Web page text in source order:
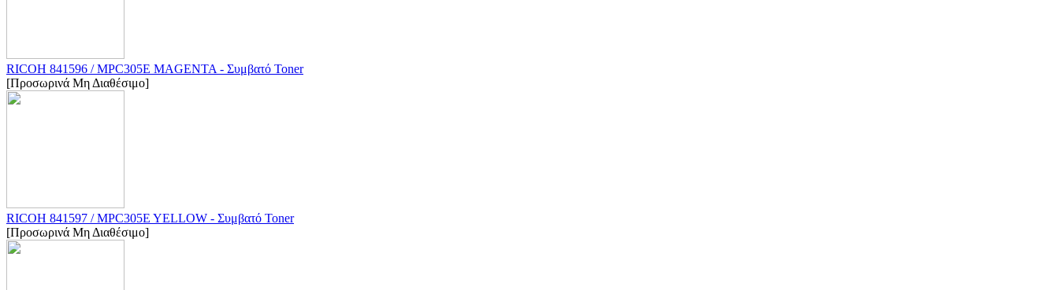
RICOH 841596 / MPC305E MAGENTA - Συμβατό Toner
[Προσωρινά Μη Διαθέσιμο]
RICOH 841597 / MPC305E YELLOW - Συμβατό Toner
[Προσωρινά Μη Διαθέσιμο]